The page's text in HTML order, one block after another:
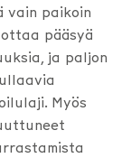
vain paikoin
pääsyä
ja paljon
Myös